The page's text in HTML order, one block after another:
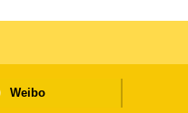
Weibo